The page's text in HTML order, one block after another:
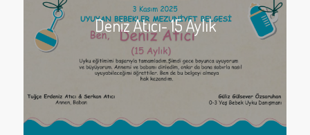
Deniz Atıcı- 15 Aylık